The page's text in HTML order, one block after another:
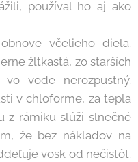
používal ho aj ako
včelieho diela.
žltkastá, zo starších
vode nerozpustný.
v chloforme, za tepla
z rámiku slúži slnečné
že bez nákladov na
vosk od nečistôt.